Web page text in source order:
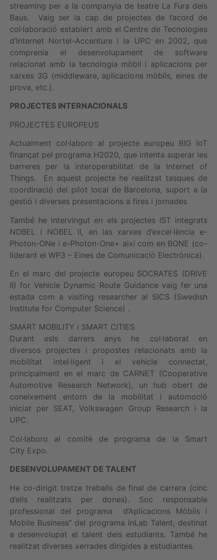
streaming per a la companyia de teatre La Fura dels
Baus. Vaig ser la cap de projectes de l’acord de
col·laboració establert amb el Centre de Tecnologies
d’Internet Nortel-Accenture i la UPC en 2002, que
comprenia el desenvolupament de software
relacionat amb la tecnologia mòbil i aplicacions per
xarxes 3G (middleware, aplicacions mòbils, eines de
prova, etc.).
PROJECTES INTERNACIONALS
PROJECTES EUROPEUS
Actualment col·laboro al projecte europeu BIG IoT
finançat pel programa H2020, que intenta superar les
barreres per la interoperabilitat de la Internet of
Things. En aquest projecte he realitzat tasques de
coordinació del pilot local de Barcelona, suport a la
gestió i diverses presentacions a fires i jornades
També he intervingut en els projectes IST integrats
NOBEL i NOBEL II, en las xarxes d’excel·lència e-
Photon-ONe i e-Photon-One+ així com en BONE (co-
liderant el WP3 – Eines de Comunicació Electrònica).
En el marc del projecte europeu SOCRATES (DRIVE
II) for Vehicle Dynamic Route Guidance vaig fer una
estada com a visiting researcher al SICS (Swedish
Institute for Computer Science) .
SMART MOBILITY i SMART CITIES
Durant esls darrers anys he col·laborat en
diversos projectes i propostes relacionats amb la
mobilitat intel·ligent i el vehicle connectat,
principalment en el marc de CARNET (Cooperative
Automotive Research Network), un hub obert de
coneixement entorn de la mobilitat i automoció
iniciat per SEAT, Volkswagen Group Research i la
UPC.
Col·laboro al comitè de programa de la Smart
City Expo.
DESENVOLUPAMENT DE TALENT
He co-dirigit tretze treballs de final de carrera (cinc
d’ells realitzats per dones). Soc responsable
professional del programa d’Aplicacions Mòbils i
Mobile Business” del programa inLab Talent, destinat
a desenvolupat el talent dels estudiants. També he
realitzat diverses xerrades dirigides a estudiantes.